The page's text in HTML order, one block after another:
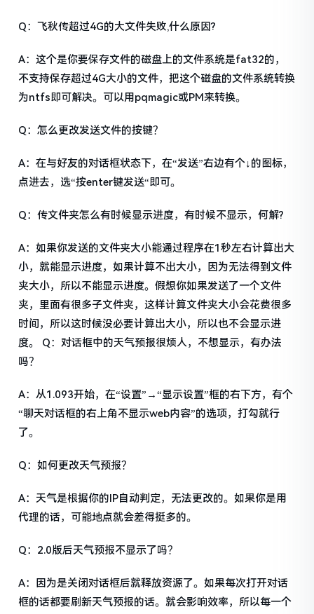
Q：飞秋传超过4G的大文件失败,什么原因?
A：这个是你要保存文件的磁盘上的文件系统是fat32的，
不支持保存超过4G大小的文件，把这个磁盘的文件系统转换
为ntfs即可解决。可以用pqmagic或PM来转换。
Q：怎么更改发送文件的按键？
A：在与好友的对话框状态下，在“发送”右边有个↓的图标，
点进去，选“按enter键发送“即可。
Q：传文件夹怎么有时候显示进度，有时候不显示，何解?
A：如果你发送的文件夹大小能通过程序在1秒左右计算出大
小，就能显示进度，如果计算不出大小，因为无法得到文件
夹大小，所以不能显示进度。假想你如果发送了一个文件
夹，里面有很多子文件夹，这样计算文件夹大小会花费很多
时间，所以这时候没必要计算出大小，所以也不会显示进
度。 Q：对话框中的天气预报很烦人，不想显示，有办法
吗？
A：从1.093开始，在“设置”→“显示设置”框的右下方，有个
“聊天对话框的右上角不显示web内容”的选项，打勾就行
了。
Q：如何更改天气预报？
A：天气是根据你的IP自动判定，无法更改的。如果你是用
代理的话，可能地点就会差得挺多的。
Q：2.0版后天气预报不显示了吗？
A：因为是关闭对话框后就释放资源了。如果每次打开对话
框的话都要刷新天气预报的话。就会影响效率，所以每一个